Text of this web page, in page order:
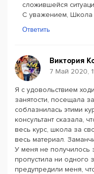
сложившейся
С уважением, Школа
Ответить
Виктория
7 Май 2020,
Я с удовольствием
занятости, посещала
соблазнилась этими
консультант сказала,
весь курс, школа за
весь материал.
У меня не получилось
пропустила ни одного
предупредили меня,